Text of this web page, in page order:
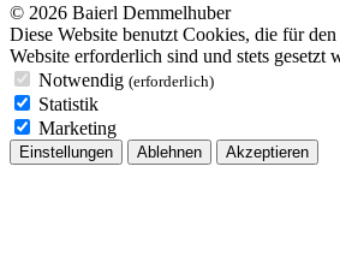
© 2026 Baierl Demmelhuber
Diese Website benutzt Cookies, die für
Website erforderlich sind und stets gesetzt
Notwendig (erforderlich)
Statistik
Marketing
Einstellungen Ablehnen Akzeptieren